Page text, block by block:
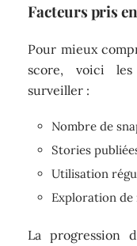
Facteurs pris
Pour mieux
score, voici
surveiller :
Nombre de
Stories
Utilisation
Exploration
La progression